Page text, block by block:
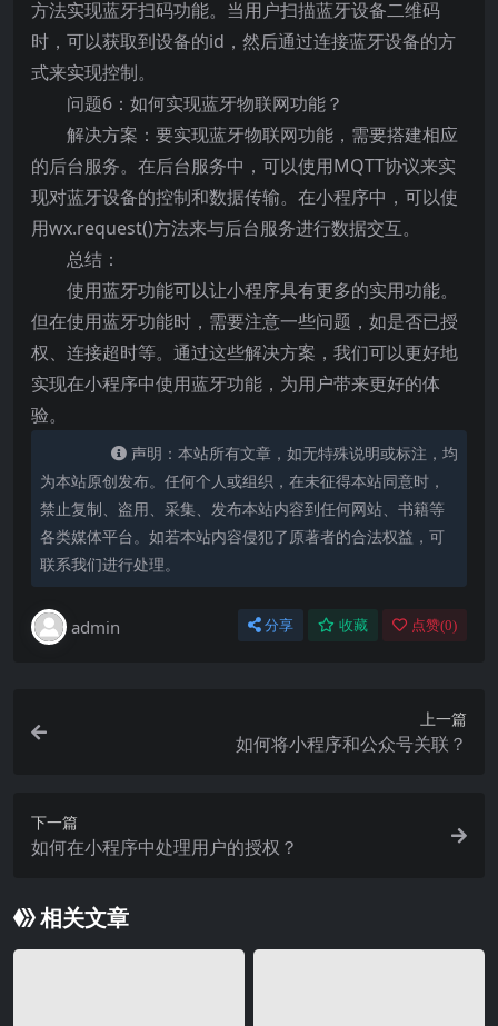
方法实现蓝牙扫码功能。当用户扫描蓝牙设备二维码
时，可以获取到设备的id，然后通过连接蓝牙设备的方
式来实现控制。
问题6：如何实现蓝牙物联网功能？
解决方案：要实现蓝牙物联网功能，需要搭建相应
的后台服务。在后台服务中，可以使用MQTT协议来实
现对蓝牙设备的控制和数据传输。在小程序中，可以使
用wx.request()方法来与后台服务进行数据交互。
总结：
使用蓝牙功能可以让小程序具有更多的实用功能。
但在使用蓝牙功能时，需要注意一些问题，如是否已授
权、连接超时等。通过这些解决方案，我们可以更好地
实现在小程序中使用蓝牙功能，为用户带来更好的体
验。
声明：本站所有文章，如无特殊说明或标注，均
为本站原创发布。任何个人或组织，在未征得本站同意时，
禁止复制、盗用、采集、发布本站内容到任何网站、书籍等
各类媒体平台。如若本站内容侵犯了原著者的合法权益，可
联系我们进行处理。
admin 分享 收藏 点赞(0)
上一篇
如何将小程序和公众号关联？
下一篇
如何在小程序中处理用户的授权？
相关文章